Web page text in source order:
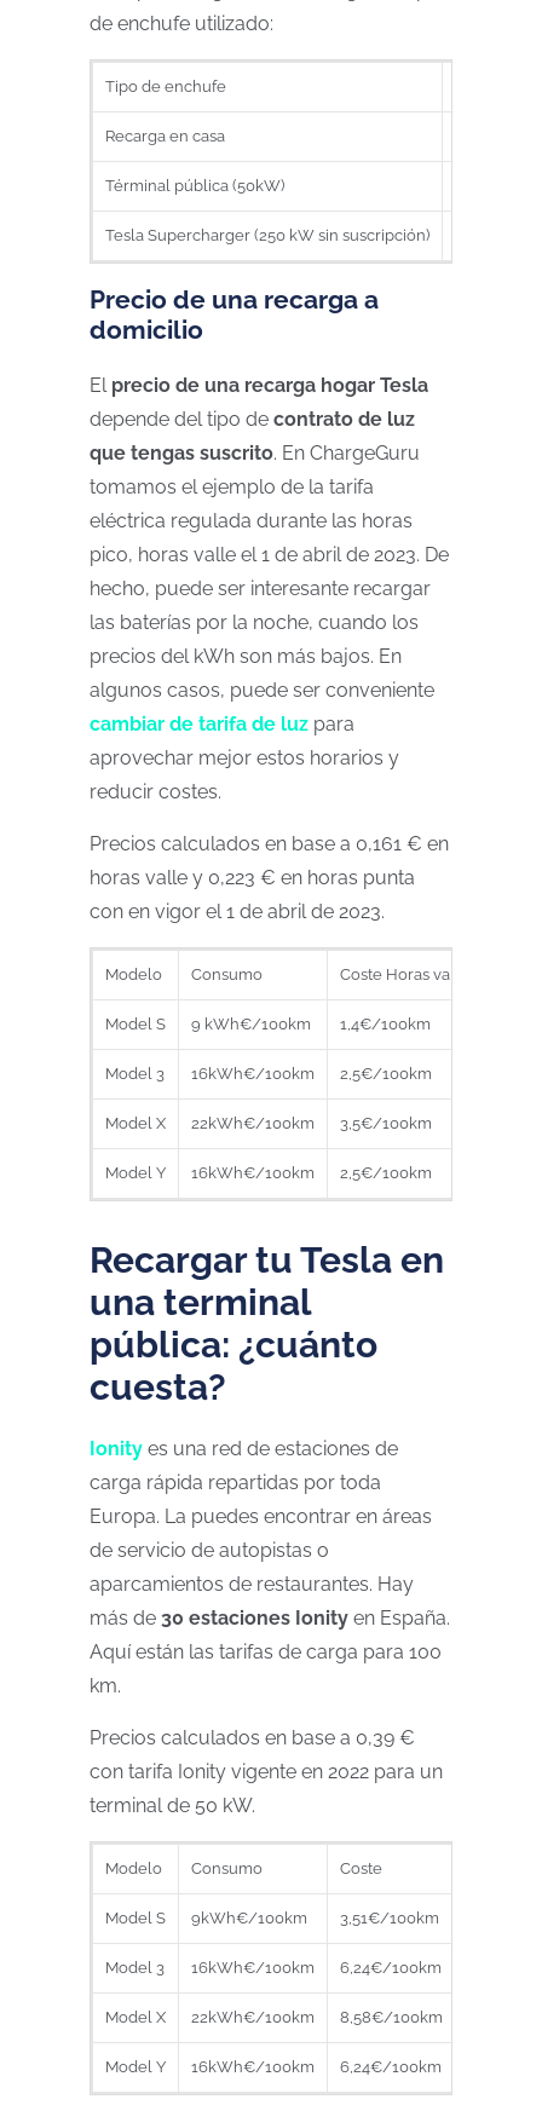
de enchufe utilizado:
Tipo de enchufe
Recarga en casa
Términal pública (50kW)
Tesla Supercharger (250 kW sin suscripción)
Precio de una recarga a
domicilio
El precio de una recarga hogar Tesla
depende del tipo de contrato de luz
que tengas suscrito. En ChargeGuru
tomamos el ejemplo de la tarifa
eléctrica regulada durante las horas
pico, horas valle el 1 de abril de 2023. De
hecho, puede ser interesante recargar
las baterías por la noche, cuando los
precios del kWh son más bajos. En
algunos casos, puede ser conveniente
cambiar de tarifa de luz para
aprovechar mejor estos horarios y
reducir costes.
Precios calculados en base a 0,161 € en
horas valle y 0,223 € en horas punta
con en vigor el 1 de abril de 2023.
Modelo Consumo Coste Horas valle
Model S 9 kWh€/100km 1,4€/100km
Model 3 16kWh€/100km 2,5€/100km
Model X 22kWh€/100km 3,5€/100km
Model Y 16kWh€/100km 2,5€/100km
Recargar tu Tesla en
una terminal
pública: ¿cuánto
cuesta?
Ionity es una red de estaciones de
carga rápida repartidas por toda
Europa. La puedes encontrar en áreas
de servicio de autopistas o
aparcamientos de restaurantes. Hay
más de 30 estaciones Ionity en España.
Aquí están las tarifas de carga para 100
km.
Precios calculados en base a 0,39 €
con tarifa Ionity vigente en 2022 para un
terminal de 50 kW.
Modelo Consumo Coste
Model S 9kWh€/100km 3,51€/100km
Model 3 16kWh€/100km 6,24€/100km
Model X 22kWh€/100km 8,58€/100km
Model Y 16kWh€/100km 6,24€/100km